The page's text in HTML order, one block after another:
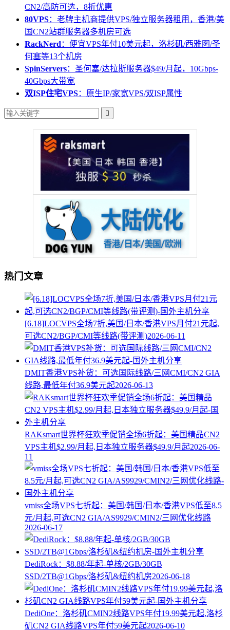
CN2/高防可选，8折优惠
80VPS：老牌主机商提供VPS/独立服务器租用，香港/美
国CN2站群服务器多机房可选
RackNerd ：便宜VPS年付10美元起，洛杉矶/西雅图/圣
何塞等13个机房
SpinServers：圣何塞/达拉斯服务器$49/月起，10Gbps-
40Gbps大带宽
双ISP住宅VPS：原生IP/家宽VPS/双ISP属性

热门文章
[6.18]LOCVPS全场7折,美国/日本/香港VPS月付21元起,
可选CN2/BGP/CMI等线路(带评测)2026-06-11
DMIT香港VPS补货：可选国际线路/三网CMI/CN2 GIA
线路,最低年付36.9美元起2026-06-13
RAKsmart世界杯狂欢季促销全场6折起：美国精品CN2
VPS主机$2.99/月起,日本独立服务器$49.9/月起2026-06-
11
vmiss全场VPS七折起：美国/韩国/日本/香港VPS低至8.5
元/月起,可选CN2 GIA/AS9929/CMIN2/三网优化线路
2026-06-17
DediRock：$8.88/年起-单核/2GB/30GB
SSD/2TB@1Gbps/洛杉矶&纽约机房2026-06-18
DediOne：洛杉矶CMIN2线路VPS年付19.99美元起,洛杉
矶CN2 GIA线路VPS年付59美元起2026-06-10